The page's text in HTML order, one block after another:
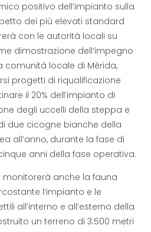
positivo dell’impianto sulla
dei più elevati standard
con le autorità locali su
dimostrazione dell’impegno
comunità locale di Mérida,
progetti di riqualificazione
il 20% dell’impianto di
degli uccelli della steppa e
due cicogne bianche della
all’anno, durante la fase di
anni della fase operativa.
monitorerà anche la fauna
l’impianto e le
all’interno e all’esterno della
un terreno di 3.500 metri